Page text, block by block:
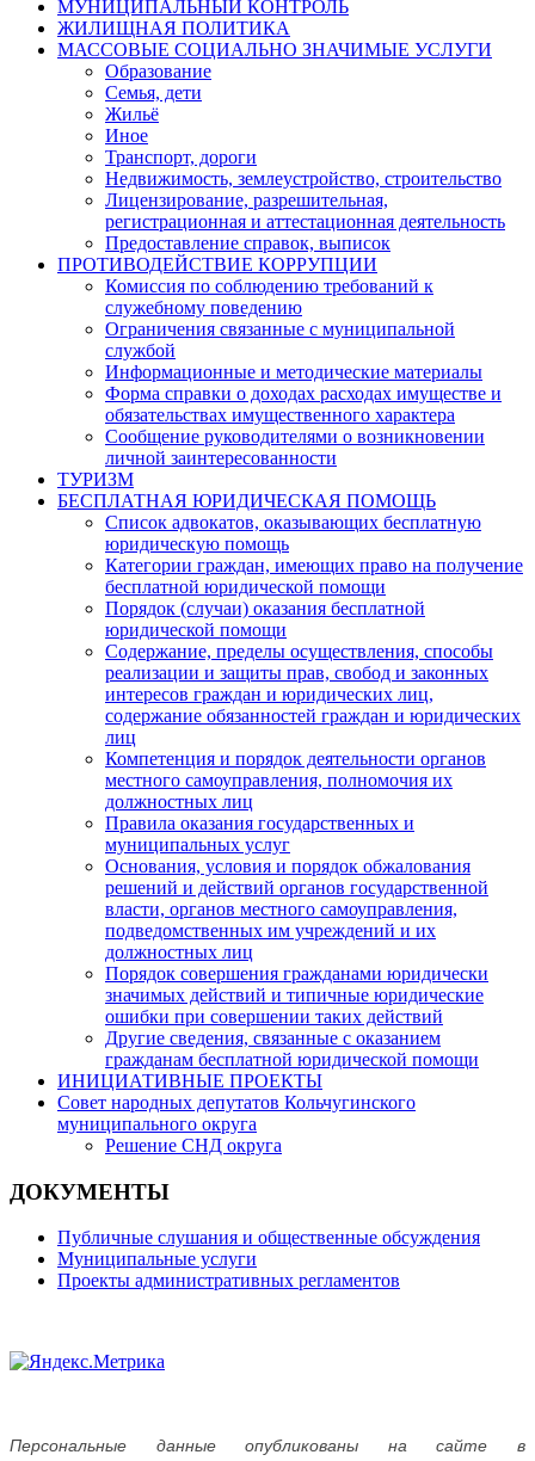
МУНИЦИПАЛЬНЫЙ КОНТРОЛЬ
ЖИЛИЩНАЯ ПОЛИТИКА
МАССОВЫЕ СОЦИАЛЬНО ЗНАЧИМЫЕ УСЛУГИ
Образование
Семья, дети
Жильё
Иное
Транспорт, дороги
Недвижимость, землеустройство, строительство
Лицензирование, разрешительная,
регистрационная и аттестационная деятельность
Предоставление справок, выписок
ПРОТИВОДЕЙСТВИЕ КОРРУПЦИИ
Комиссия по соблюдению требований к
служебному поведению
Ограничения связанные с муниципальной
службой
Информационные и методические материалы
Форма справки о доходах расходах имуществе и
обязательствах имущественного характера
Сообщение руководителями о возникновении
личной заинтересованности
ТУРИЗМ
БЕСПЛАТНАЯ ЮРИДИЧЕСКАЯ ПОМОЩЬ
Список адвокатов, оказывающих бесплатную
юридическую помощь
Категории граждан, имеющих право на получение
бесплатной юридической помощи
Порядок (случаи) оказания бесплатной
юридической помощи
Содержание, пределы осуществления, способы
реализации и защиты прав, свобод и законных
интересов граждан и юридических лиц,
содержание обязанностей граждан и юридических
лиц
Компетенция и порядок деятельности органов
местного самоуправления, полномочия их
должностных лиц
Правила оказания государственных и
муниципальных услуг
Основания, условия и порядок обжалования
решений и действий органов государственной
власти, органов местного самоуправления,
подведомственных им учреждений и их
должностных лиц
Порядок совершения гражданами юридически
значимых действий и типичные юридические
ошибки при совершении таких действий
Другие сведения, связанные с оказанием
гражданам бесплатной юридической помощи
ИНИЦИАТИВНЫЕ ПРОЕКТЫ
Совет народных депутатов Кольчугинского
муниципального округа
Решение СНД округа
ДОКУМЕНТЫ
Публичные слушания и общественные обсуждения
Муниципальные услуги
Проекты административных регламентов
Персональные данные опубликованы на сайте в